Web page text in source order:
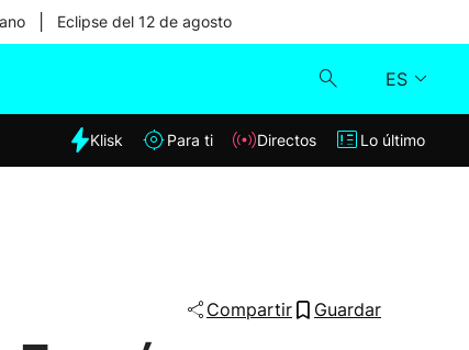
Eclipse del 12 de agosto
ES
Klisk
Klisk Para ti Directos Lo último
Compartir Guardar